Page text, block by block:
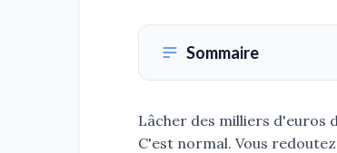
Sommaire
Lâcher des milliers d'euros
C'est normal. Vous